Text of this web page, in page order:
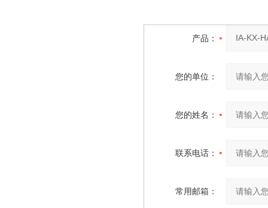
产品：
您的单位：
您的姓名：
联系电话：
常用邮箱：